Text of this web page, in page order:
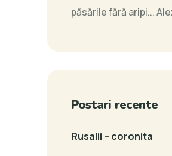
păsările fără aripi...
Postari recente
Rusalii – coronita